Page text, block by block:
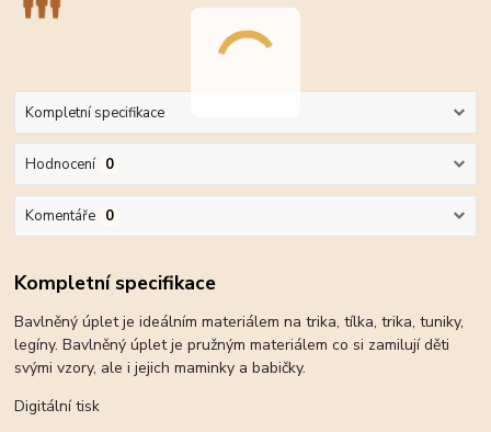
Kompletní specifikace
Hodnocení 0
Komentáře 0
Kompletní specifikace
Bavlněný úplet je ideálním materiálem na trika, tílka, trika, tuniky,
legíny. Bavlněný úplet je pružným materiálem co si zamilují děti
svými vzory, ale i jejich maminky a babičky.
Digitální tisk